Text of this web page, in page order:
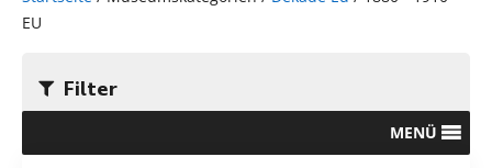
EU
Filter
MENÜ